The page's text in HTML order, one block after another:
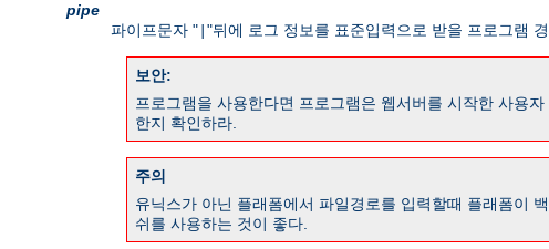
pipe
파이프문자 " "뒤에 로그 정보를 표준입력으로 받을 프로그램
보안:
프로그램을 사용한다면 프로그램은 웹서버를 시작한 사용
한지 확인하라.
주의
유닉스가 아닌 플래폼에서 파일경로를 입력할때 플래폼이
쉬를 사용하는 것이 좋다.